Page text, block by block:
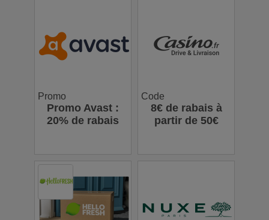
Promo
Promo Avast :
20% de rabais
Code
8€ de rabais à
partir de 50€